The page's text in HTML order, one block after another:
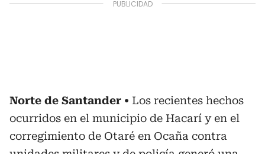
Norte de Santander
Los recientes hechos
ocurridos en el municipio de Hacarí y en el
corregimiento de Otaré en Ocaña contra